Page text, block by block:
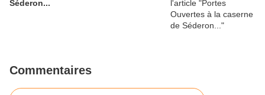
Séderon...
Commentaires